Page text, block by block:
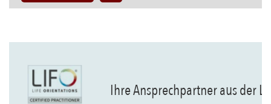
Ihre Ansprechpartner aus der